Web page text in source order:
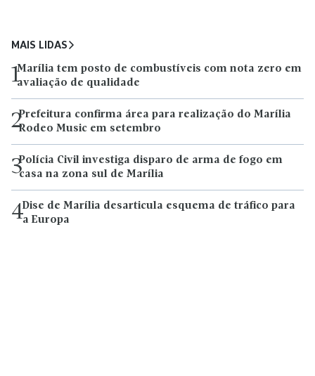
MAIS LIDAS
1Marília tem posto de combustíveis com nota zero em
avaliação de qualidade
2Prefeitura confirma área para realização do Marília
Rodeo Music em setembro
3Polícia Civil investiga disparo de arma de fogo em
casa na zona sul de Marília
4Dise de Marília desarticula esquema de tráfico para
a Europa